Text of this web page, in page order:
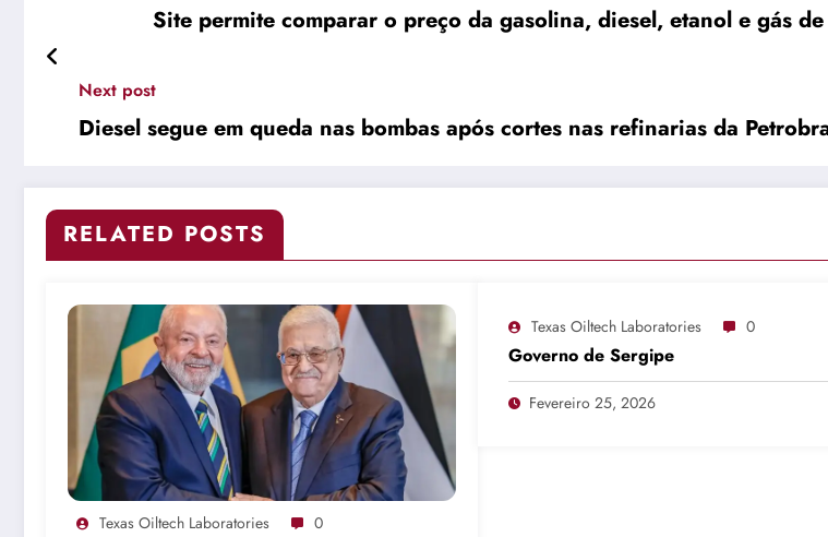
Site permite comparar o preço da gasolina, diesel, etanol e gás
Next post
Diesel segue em queda nas bombas após cortes nas refinarias da
RELATED POSTS
Texas Oiltech Laboratories 0
Texas Oiltech Laboratories 0
Governo de Sergipe
Fevereiro 25, 2026